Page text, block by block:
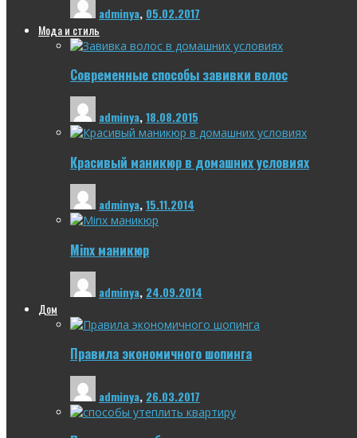
adminya, 05.02.2017
Мода и стиль
Современные способы завивки волос
adminya,18.08.2015
Красивый маникюр в домашних условиях
adminya,15.11.2014
Minx маникюр
adminya, 24.09.2014
Дом
Правила экономичного шопинга
adminya, 26.03.2017